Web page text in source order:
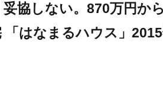
協しない。870万円か
「はなまるハウス」